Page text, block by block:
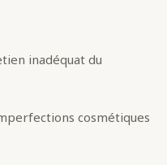
inadéquat du
cosmétiques